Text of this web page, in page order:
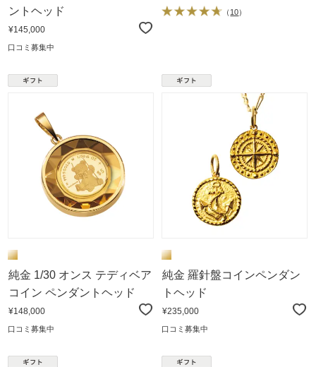
ントヘッド
¥145,000
口コミ募集中
（ 10）
純金 1/30 オンス テディベア
コイン ペンダントヘッド
¥148,000
口コミ募集中
純金 羅針盤コインペンダン
トヘッド
¥235,000
口コミ募集中